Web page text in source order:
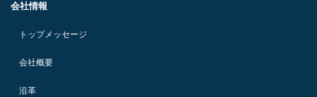
会社情報
トップメッセージ
会社概要
沿革